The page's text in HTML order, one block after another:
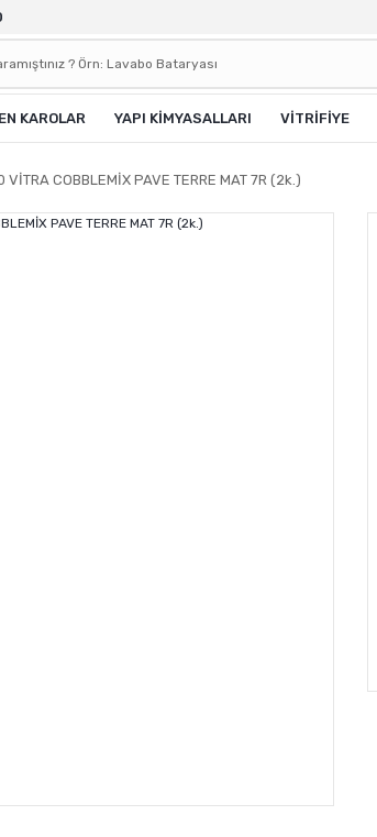
KAROLAR YAPI KİMYASALLARI VİTRİFİYE
COBBLEMİX PAVE TERRE MAT 7R (2k.)